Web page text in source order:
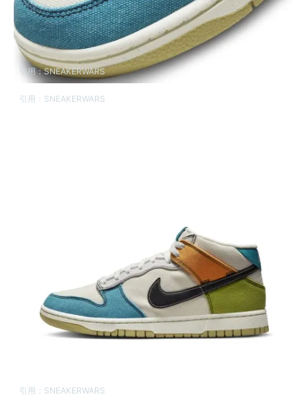
引用：SNEAKERWARS
引用： SNEAKERWARS
引用： SNEAKERWARS